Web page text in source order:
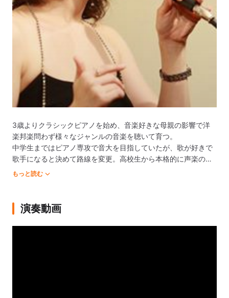
3歳よりクラシックピアノを始め、音楽好きな母親の影響で洋
楽邦楽問わず様々なジャンルの音楽を聴いて育つ。
中学生まではピアノ専攻で音大を目指していたが、歌が好きで
歌手になると決めて路線を変更。高校生から本格的に声楽の勉
強を始める。
在学中より演奏活動を始める。
東京国際芸術協会第20回新人オーディション準合格、新人演奏
会出演。
もっと読む
演奏動画